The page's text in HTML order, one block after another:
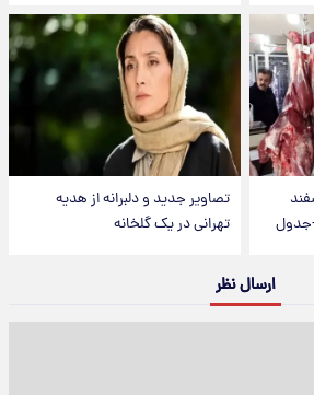
تصاویر جدید و دلبرانه از هدیه
تهرانی در یک گلخانه
ارسال نظر